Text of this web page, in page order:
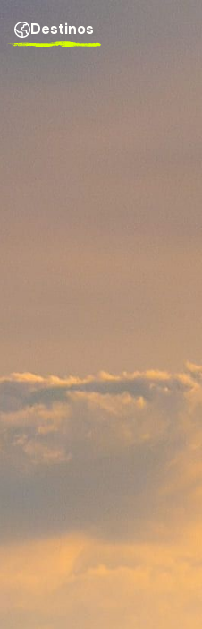
Destinos